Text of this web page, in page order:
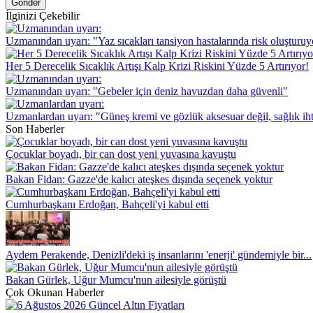
Gönder
İlginizi Çekebilir
Uzmanından uyarı: "Yaz sıcakları tansiyon hastalarında risk
Her 5 Derecelik Sıcaklık Artışı Kalp Krizi Riskini Yüzde 5 Artırıyor!
Uzmanından uyarı: "Gebeler için deniz havuzdan daha güvenli"
Uzmanlardan uyarı: "Güneş kremi ve gözlük aksesuar değil, sağlık
Son Haberler
Çocuklar boyadı, bir can dost yeni yuvasına kavuştu
Bakan Fidan: Gazze'de kalıcı ateşkes dışında seçenek yoktur
Cumhurbaşkanı Erdoğan, Bahçeli'yi kabul etti
Aydem Perakende, Denizli'deki iş insanlarını 'enerji' gündemiyle bir...
Bakan Gürlek, Uğur Mumcu'nun ailesiyle görüştü
Çok Okunan Haberler